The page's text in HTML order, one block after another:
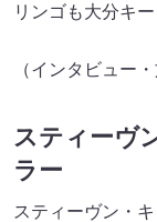
リンゴも大分キ
（インタビュー
スティーヴ
ラー
スティーヴン・